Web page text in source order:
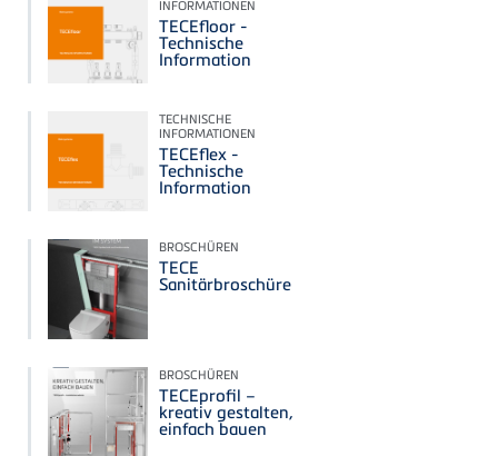
INFORMATIONEN
TECEfloor -
Technische
Information
TECHNISCHE
INFORMATIONEN
TECEflex -
Technische
Information
BROSCHÜREN
TECE
Sanitärbroschüre
BROSCHÜREN
TECEprofil –
kreativ gestalten,
einfach bauen